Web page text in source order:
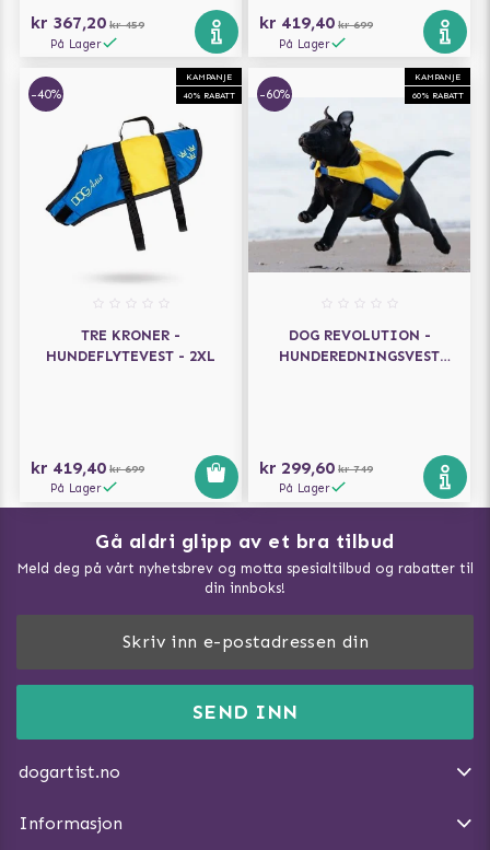
kr 367,20 kr 459
På Lager
kr 419,40 kr 699
På Lager
KAMPANJE
40% RABATT
-40%
TRE KRONER -
HUNDEFLYTEVEST - 2XL
kr 419,40 kr 699
På Lager
KAMPANJE
60% RABATT
-60%
DOG REVOLUTION -
HUNDEREDNINGSVEST
kr 299,60 kr 749
På Lager
Gå aldri glipp av et bra tilbud
Meld deg på vårt nyhetsbrev og motta spesialtilbud og rabatter til
din innboks!
SEND INN
dogartist.no
Dogartist.no eies og driftes av Purefun Org. nr: 918582711
E-post: info@doggie.no
Informasjon
Angre avtalen
Slik måler du din hund